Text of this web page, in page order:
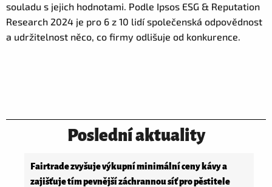
Poslední aktuality
Fairtrade zvyšuje výkupní minimální ceny kávy a
zajišťuje tím pevnější záchrannou síť pro pěstitele
souladu s jejich hodnotami. Podle Ipsos ESG & Reputation
Research 2024 je pro 6 z 10 lidí společenská odpovědnost
a udržitelnost něco, co firmy odlišuje od konkurence.